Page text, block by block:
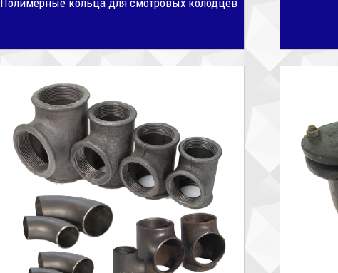
Полимерные кольца для смотровых колодцев